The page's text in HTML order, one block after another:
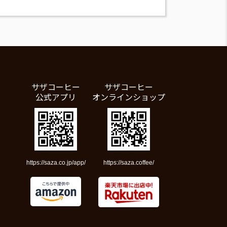
サザコーヒー
公式アプリ
https://saza.co.jp/app/
サザコーヒー
オンラインショップ
https://saza.coffee/